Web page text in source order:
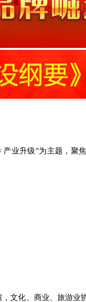
业升级”为主题，聚
文化、商业、旅游业